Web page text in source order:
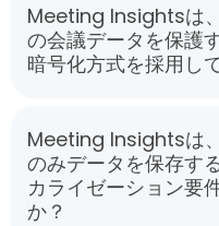
Meeting Insightsは
の会議データを保護
暗号化方式を採用し
Meeting Insightsは
のみデータを保存す
カライゼーション要
か？